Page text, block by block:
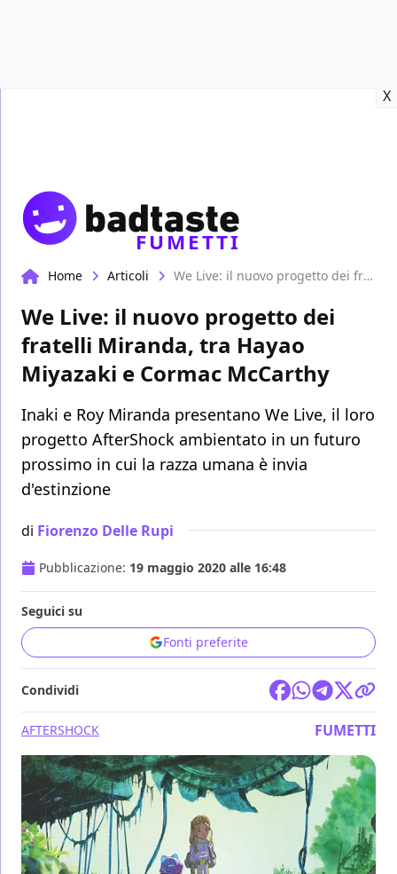
X
FUMETTI
Home Articoli We Live: il nuovo progetto dei fratelli Miranda, tra Hayao Miyazaki e Cormac McCarthy
We Live: il nuovo progetto dei
fratelli Miranda, tra Hayao
Miyazaki e Cormac McCarthy
Inaki e Roy Miranda presentano We Live, il loro
progetto AfterShock ambientato in un futuro
prossimo in cui la razza umana è invia
d'estinzione
di Fiorenzo Delle Rupi
Pubblicazione: 19 maggio 2020 alle 16:48
Seguici su
Fonti preferite
Condividi
AFTERSHOCK FUMETTI